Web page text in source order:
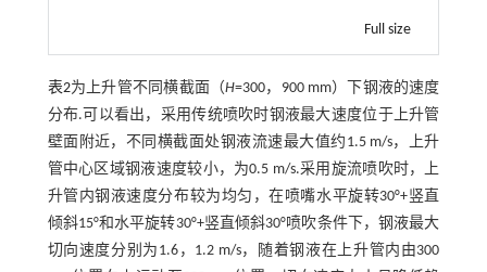
Full size
表2为上升管不同横截面（H=300，900 mm）下钢液的速度
分布.可以看出，采用传统喷吹时钢液最大速度位于上升管
壁面附近，不同横截面处钢液流速最大值约1.5 m/s，上升
管中心区域钢液速度较小，为0.5 m/s.采用旋流喷吹时，上
升管内钢液速度分布较为均匀，在喷嘴水平旋转30°+竖直
倾斜15°和水平旋转30°+竖直倾斜30°喷吹条件下，钢液最大
切向速度分别为1.6，1.2 m/s，随着钢液在上升管内由300